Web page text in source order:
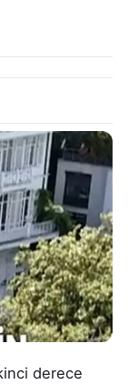
derece